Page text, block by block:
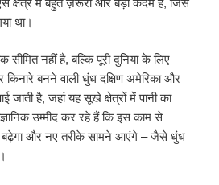
क्षेत्र में बहुत ज़रूरी और बड़ा कदम है, जिस
था।
सीमित नहीं है, बल्कि पूरी दुनिया के लिए
किनारे बनने वाली धुंध दक्षिण अमेरिका और
जाती है, जहां यह सूखे क्षेत्रों में पानी का
उम्मीद कर रहे हैं कि इस काम से
बढ़ेगा और नए तरीके सामने आएंगे – जैसे धुंध